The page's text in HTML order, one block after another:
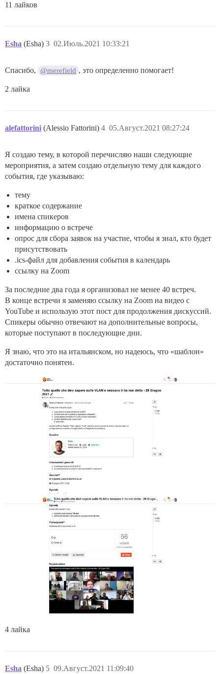
11 лайков
Esha (Esha) 02.Июль.2021 10:33:21
3
Спасибо, @merefield , это определенно помогает!
2 лайка
alefattorini (Alessio Fattorini) 05.Август.2021 08:27:24
4
Я создаю тему, в которой перечисляю наши следующие
мероприятия, а затем создаю отдельную тему для каждого
события, где указываю:
тему
краткое содержание
имена спикеров
информацию о встрече
опрос для сбора заявок на участие, чтобы я знал, кто будет
присутствовать
.ics-файл для добавления события в календарь
ссылку на Zoom
За последние два года я организовал не менее 40 встреч.
В конце встречи я заменяю ссылку на Zoom на видео с
YouTube и использую этот пост для продолжения дискуссий.
Спикеры обычно отвечают на дополнительные вопросы,
которые поступают в последующие дни.
Я знаю, что это на итальянском, но надеюсь, что «шаблон»
достаточно понятен.
4 лайка
Esha (Esha) 09.Август.2021 11:09:40
5